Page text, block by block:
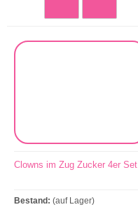
Clowns im Zug Zucker 4er Set
Bestand: (auf Lager)